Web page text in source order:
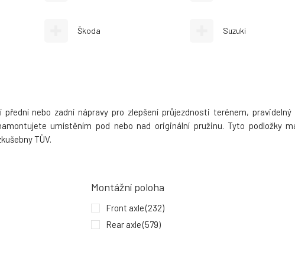
Škoda Suzuki
přední nebo zadní nápravy pro zlepšení průjezdnosti terénem,
umístěním pod nebo nad originální pružinu. Tyto podložky
TÜV.
Montážní poloha
Front axle(232)
Rear axle(579)